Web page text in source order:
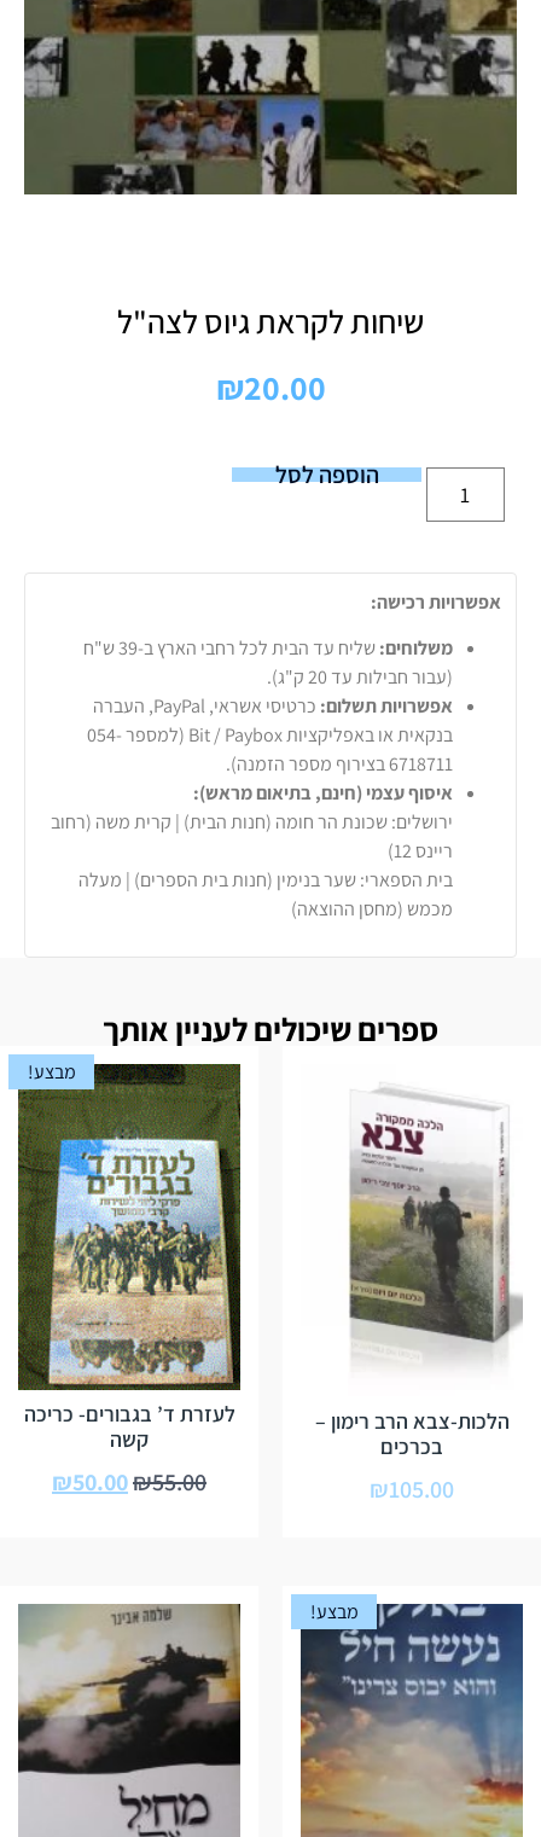
שיחות לקראת גיוס לצה"ל
₪20.00
הוספה לסל
אפשרויות רכישה:
משלוחים:
שליח עד הבית לכל רחבי הארץ ב-39 ש"ח
(עבור חבילות עד 20 ק"ג).
אפשרויות תשלום:
כרטיסי אשראי, PayPal, העברה
בנקאית או באפליקציות Bit / Paybox (למספר 054-
6718711 בצירוף מספר הזמנה).
איסוף עצמי (חינם, בתיאום מראש):
ירושלים: שכונת הר חומה (חנות הבית) | קרית משה (רחוב
ריינס 12)
בית הספארי: שער בנימין (חנות בית הספרים) | מעלה
מכמש (מחסן ההוצאה)
ספרים שיכולים לעניין אותך
הלכות-צבא הרב רימון –
בכרכים
₪105.00
מבצע!
לעזרת ד’ בגבורים- כריכה
קשה
₪55.00
₪50.00
מבצע!